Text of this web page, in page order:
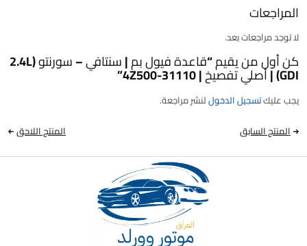
المراجعات
لا توجد مراجعات بعد.
كن أول من يقيم “قاعدة فيول بم | سنتافي – سورنتو (2.4L
GDI) | أصلي تفصيخ | 31110-4Z500”
يجب عليكتسجيل الدخوللنشر مراجعة.
المنتج السابق
المنتج اللاحق